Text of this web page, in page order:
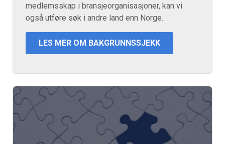
medlemsskap i bransjeorganisasjoner, kan vi
også utføre søk i andre land enn Norge.
LES MER OM BAKGRUNNSSJEKK